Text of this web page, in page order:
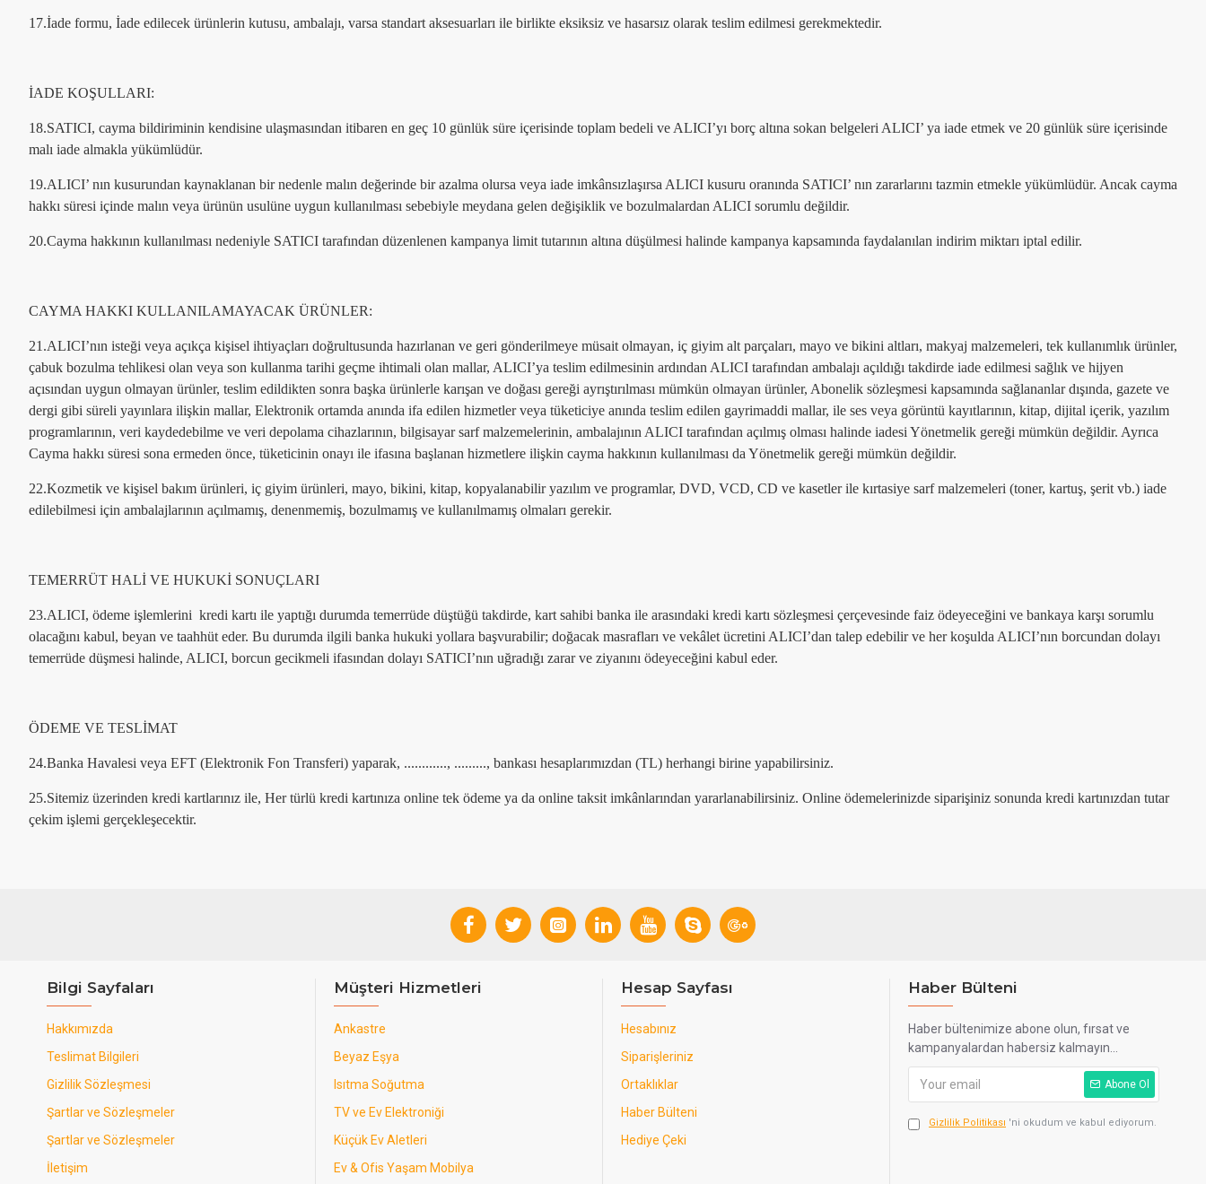
17.İade formu, İade edilecek ürünlerin kutusu, ambalajı, varsa standart aksesuarları ile birlikte eksiksiz ve hasarsız olarak teslim edilmesi gerekmektedir.
İADE KOŞULLARI:
18.SATICI, cayma bildiriminin kendisine ulaşmasından itibaren en geç 10 günlük süre içerisinde toplam bedeli ve ALICI’yı borç altına sokan belgeleri ALICI’ ya iade etmek ve 20 günlük süre içerisinde
malı iade almakla yükümlüdür.
19.ALICI’ nın kusurundan kaynaklanan bir nedenle malın değerinde bir azalma olursa veya iade imkânsızlaşırsa ALICI kusuru oranında SATICI’ nın zararlarını tazmin etmekle yükümlüdür. Ancak cayma
hakkı süresi içinde malın veya ürünün usulüne uygun kullanılması sebebiyle meydana gelen değişiklik ve bozulmalardan ALICI sorumlu değildir.
20.Cayma hakkının kullanılması nedeniyle SATICI tarafından düzenlenen kampanya limit tutarının altına düşülmesi halinde kampanya kapsamında faydalanılan indirim miktarı iptal edilir.
CAYMA HAKKI KULLANILAMAYACAK ÜRÜNLER:
21.ALICI’nın isteği veya açıkça kişisel ihtiyaçları doğrultusunda hazırlanan ve geri gönderilmeye müsait olmayan, iç giyim alt parçaları, mayo ve bikini altları, makyaj malzemeleri, tek kullanımlık ürünler,
çabuk bozulma tehlikesi olan veya son kullanma tarihi geçme ihtimali olan mallar, ALICI’ya teslim edilmesinin ardından ALICI tarafından ambalajı açıldığı takdirde iade edilmesi sağlık ve hijyen
açısından uygun olmayan ürünler, teslim edildikten sonra başka ürünlerle karışan ve doğası gereği ayrıştırılması mümkün olmayan ürünler, Abonelik sözleşmesi kapsamında sağlananlar dışında, gazete ve
dergi gibi süreli yayınlara ilişkin mallar, Elektronik ortamda anında ifa edilen hizmetler veya tüketiciye anında teslim edilen gayrimaddi mallar, ile ses veya görüntü kayıtlarının, kitap, dijital içerik, yazılım
programlarının, veri kaydedebilme ve veri depolama cihazlarının, bilgisayar sarf malzemelerinin, ambalajının ALICI tarafından açılmış olması halinde iadesi Yönetmelik gereği mümkün değildir. Ayrıca
Cayma hakkı süresi sona ermeden önce, tüketicinin onayı ile ifasına başlanan hizmetlere ilişkin cayma hakkının kullanılması da Yönetmelik gereği mümkün değildir.
22.Kozmetik ve kişisel bakım ürünleri, iç giyim ürünleri, mayo, bikini, kitap, kopyalanabilir yazılım ve programlar, DVD, VCD, CD ve kasetler ile kırtasiye sarf malzemeleri (toner, kartuş, şerit vb.) iade
edilebilmesi için ambalajlarının açılmamış, denenmemiş, bozulmamış ve kullanılmamış olmaları gerekir.
TEMERRÜT HALİ VE HUKUKİ SONUÇLARI
23.ALICI, ödeme işlemlerini kredi kartı ile yaptığı durumda temerrüde düştüğü takdirde, kart sahibi banka ile arasındaki kredi kartı sözleşmesi çerçevesinde faiz ödeyeceğini ve bankaya karşı sorumlu
olacağını kabul, beyan ve taahhüt eder. Bu durumda ilgili banka hukuki yollara başvurabilir; doğacak masrafları ve vekâlet ücretini ALICI’dan talep edebilir ve her koşulda ALICI’nın borcundan dolayı
temerrüde düşmesi halinde, ALICI, borcun gecikmeli ifasından dolayı SATICI’nın uğradığı zarar ve ziyanını ödeyeceğini kabul eder.
ÖDEME VE TESLİMAT
24.Banka Havalesi veya EFT (Elektronik Fon Transferi) yaparak, ............, ........., bankası hesaplarımızdan (TL) herhangi birine yapabilirsiniz.
25.Sitemiz üzerinden kredi kartlarınız ile, Her türlü kredi kartınıza online tek ödeme ya da online taksit imkânlarından yararlanabilirsiniz. Online ödemelerinizde siparişiniz sonunda kredi kartınızdan tutar
çekim işlemi gerçekleşecektir.
Bilgi Sayfaları
Hakkımızda
Teslimat Bilgileri
Gizlilik Sözleşmesi
Şartlar ve Sözleşmeler
Şartlar ve Sözleşmeler
İletişim
Müşteri Hizmetleri
Ankastre
Beyaz Eşya
Isıtma Soğutma
TV ve Ev Elektroniği
Küçük Ev Aletleri
Ev & Ofis Yaşam Mobilya
Hesap Sayfası
Hesabınız
Siparişleriniz
Ortaklıklar
Haber Bülteni
Hediye Çeki
Haber Bülteni
Haber bültenimize abone olun, fırsat ve
kampanyalardan habersiz kalmayın...
Abone Ol
Gizlilik Politikası 'ni okudum ve kabul ediyorum.